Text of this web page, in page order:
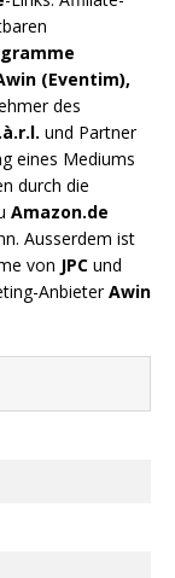
(Eventim),
des
und Partner
eines Mediums
durch die
Amazon.de
Ausserdem ist
von JPC und
AnbieterAwin